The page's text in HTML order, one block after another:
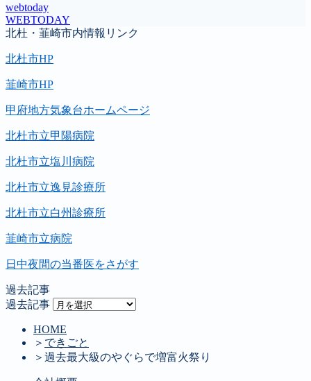
webtoday
WEBTODAY
北杜・韮崎市内情報リンク
北杜市HP
韮崎市HP
甲府地方気象台ホームページ
北杜市立甲陽病院
北杜市立塩川病院
北杜市立逸見診療所
北杜市立白州診療所
韮崎市立病院
日中夜間の当番医をさがす
過去記事
過去記事
HOME
＞ できごと
＞ 過去最大級のやぐらで増富火祭り